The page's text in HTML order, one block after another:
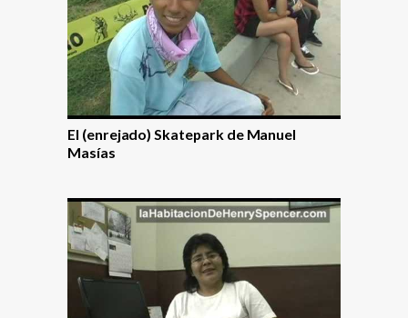
El (enrejado) Skatepark de Manuel
Masí­as